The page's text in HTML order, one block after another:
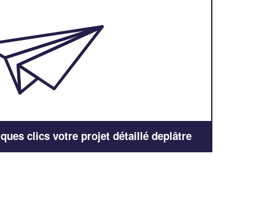
clics votre projet détaillé deplâtre